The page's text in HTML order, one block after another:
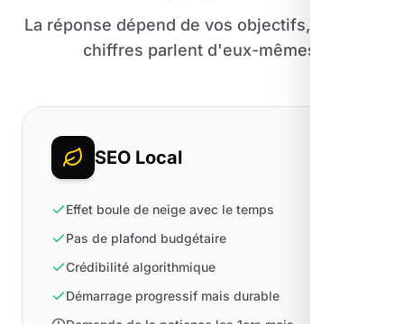
La réponse dépend de vos objectifs, mais les
chiffres parlent d'eux-mêmes.
SEO Local
Effet boule de neige avec le temps
Pas de plafond budgétaire
Crédibilité algorithmique
Démarrage progressif mais durable